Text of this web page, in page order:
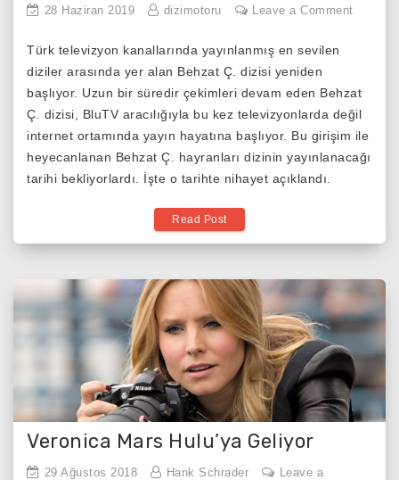
28 Haziran 2019 dizimotoru Leave a Commenton
Kaldığı
Yerden
Devam
Türk televizyon kanallarında yayınlanmış en sevilen
diziler arasında yer alan Behzat Ç. dizisi yeniden
başlıyor. Uzun bir süredir çekimleri devam eden Behzat
Ç. dizisi, BluTV aracılığıyla bu kez televizyonlarda değil
internet ortamında yayın hayatına başlıyor. Bu girişim ile
heyecanlanan Behzat Ç. hayranları dizinin yayınlanacağı
tarihi bekliyorlardı. İşte o tarihte nihayet açıklandı.
Read Post
Veronica Mars Hulu’ya Geliyor
29 Ağustos 2018 Hank Schrader
Leave a